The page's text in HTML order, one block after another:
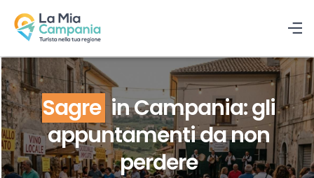
Sagre in Campania: gli
appuntamenti da non
perdere